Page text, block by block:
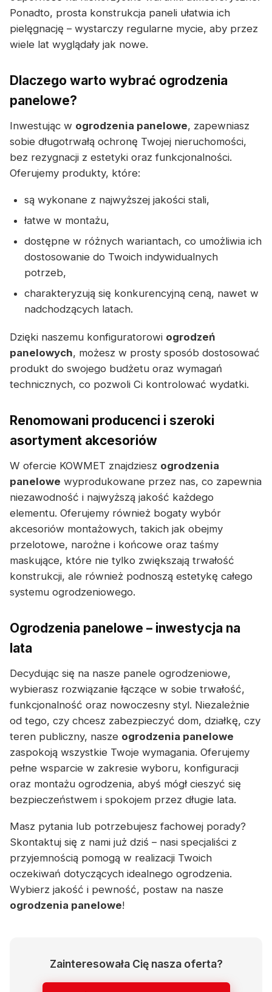
Ponadto, prosta konstrukcja paneli ułatwia ich
pielęgnację – wystarczy regularne mycie, aby przez
wiele lat wyglądały jak nowe.
Dlaczego warto wybrać ogrodzenia
panelowe?
Inwestując w ogrodzenia panelowe, zapewniasz
sobie długotrwałą ochronę Twojej nieruchomości,
bez rezygnacji z estetyki oraz funkcjonalności.
Oferujemy produkty, które:
są wykonane z najwyższej jakości stali,
łatwe w montażu,
dostępne w różnych wariantach, co umożliwia ich
dostosowanie do Twoich indywidualnych
potrzeb,
charakteryzują się konkurencyjną ceną, nawet w
nadchodzących latach.
Dzięki naszemu konfiguratorowi ogrodzeń
panelowych, możesz w prosty sposób dostosować
produkt do swojego budżetu oraz wymagań
technicznych, co pozwoli Ci kontrolować wydatki.
Renomowani producenci i szeroki
asortyment akcesoriów
W ofercie KOWMET znajdziesz ogrodzenia
panelowe wyprodukowane przez nas, co zapewnia
niezawodność i najwyższą jakość każdego
elementu. Oferujemy również bogaty wybór
akcesoriów montażowych, takich jak obejmy
przelotowe, narożne i końcowe oraz taśmy
maskujące, które nie tylko zwiększają trwałość
konstrukcji, ale również podnoszą estetykę całego
systemu ogrodzeniowego.
Ogrodzenia panelowe – inwestycja na
lata
Decydując się na nasze panele ogrodzeniowe,
wybierasz rozwiązanie łączące w sobie trwałość,
funkcjonalność oraz nowoczesny styl. Niezależnie
od tego, czy chcesz zabezpieczyć dom, działkę, czy
teren publiczny, nasze ogrodzenia panelowe
zaspokoją wszystkie Twoje wymagania. Oferujemy
pełne wsparcie w zakresie wyboru, konfiguracji
oraz montażu ogrodzenia, abyś mógł cieszyć się
bezpieczeństwem i spokojem przez długie lata.
Masz pytania lub potrzebujesz fachowej porady?
Skontaktuj się z nami już dziś – nasi specjaliści z
przyjemnością pomogą w realizacji Twoich
oczekiwań dotyczących idealnego ogrodzenia.
Wybierz jakość i pewność, postaw na nasze
ogrodzenia panelowe!
Zainteresowała Cię nasza oferta?